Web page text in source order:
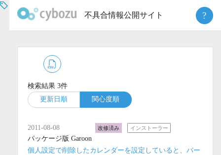
不具合情報公開サイト ?
検索結果 3件
更新日順
関心度順
2011-08-08 改修済み インストーラー
パッケージ版 Garoon
個人設定で削除したカレンダーを設定していると、バー